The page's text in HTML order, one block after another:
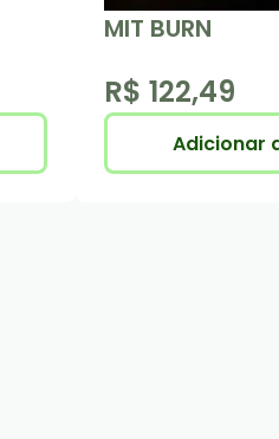
MIT BURN
R$ 122,49
Adicionar